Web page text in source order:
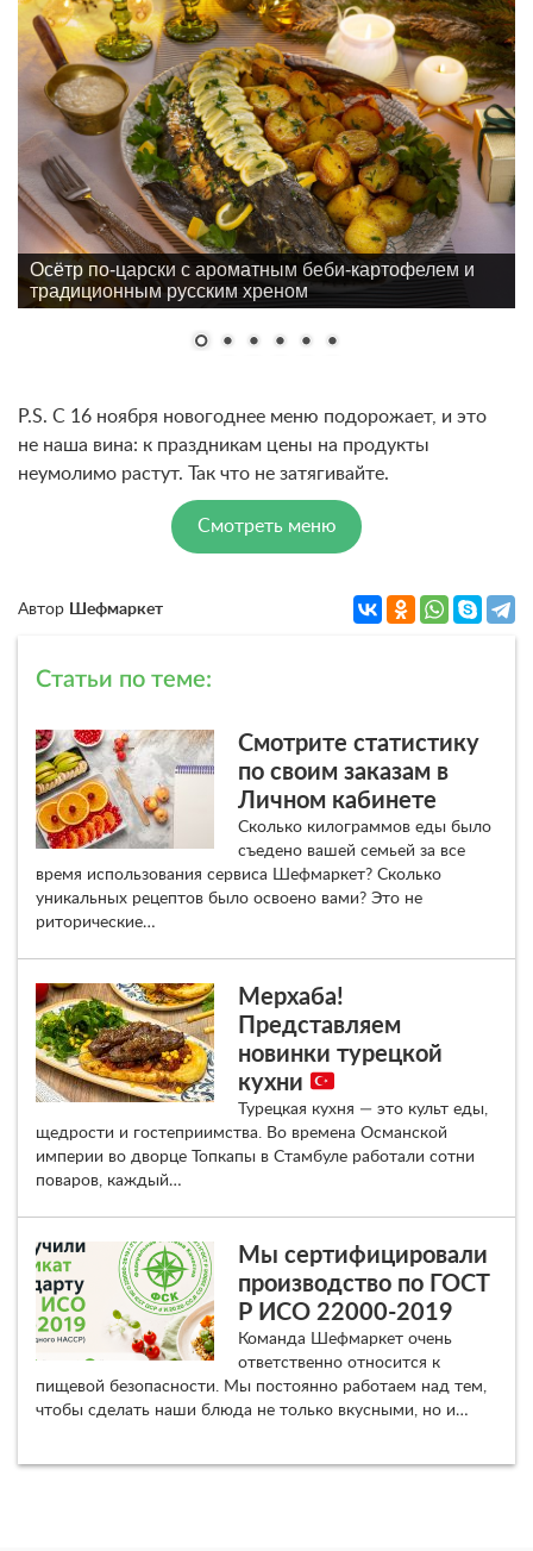
Осётр по-царски с ароматным беби-картофелем и
традиционным русским хреном
P.S. С 16 ноября новогоднее меню подорожает, и это
не наша вина: к праздникам цены на продукты
неумолимо растут. Так что не затягивайте.
Смотреть меню
Автор Шефмаркет
Статьи по теме:
Смотрите статистику
по своим заказам в
Личном кабинете
Сколько килограммов еды было
съедено вашей семьей за все
время использования сервиса Шефмаркет? Сколько
уникальных рецептов было освоено вами? Это не
риторические…
Мерхаба!
Представляем
новинки турецкой
кухни
Турецкая кухня — это культ еды,
щедрости и гостеприимства. Во времена Османской
империи во дворце Топкапы в Стамбуле работали сотни
поваров, каждый…
Мы сертифицировали
производство по ГОСТ
Р ИСО 22000-2019
Команда Шефмаркет очень
ответственно относится к
пищевой безопасности. Мы постоянно работаем над тем,
чтобы сделать наши блюда не только вкусными, но и…